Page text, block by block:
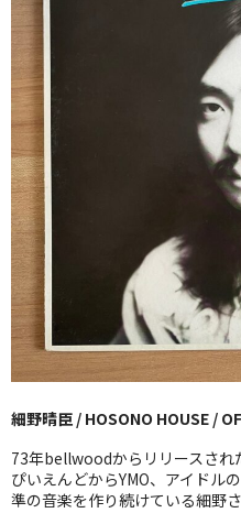
買取について
取り置きなどについて
Categories
New Arrivals
新譜
GG RECORD （当店のレー
全商品
JAZZ-US
BLUE NOTE
JAZZ-EU
JAZZ-JP
細野晴臣 / HOSONO HOUSE /
73年bellwoodからリリースされ
ぴいえんどからYMO、アイドル
準の音楽を作り続けている細野